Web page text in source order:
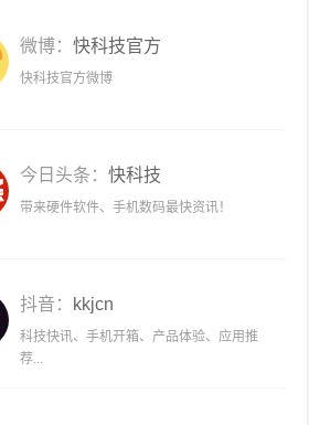
微博： 快科技官方
快科技官方微博
今日头条： 快科技
带来硬件软件、手机数码最快资讯！
抖音： kkjcn
科技快讯、手机开箱、产品体验、应用推
荐...